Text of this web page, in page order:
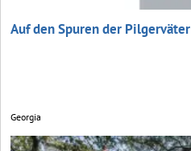
Auf den Spuren der Pilgerväter
Georgia